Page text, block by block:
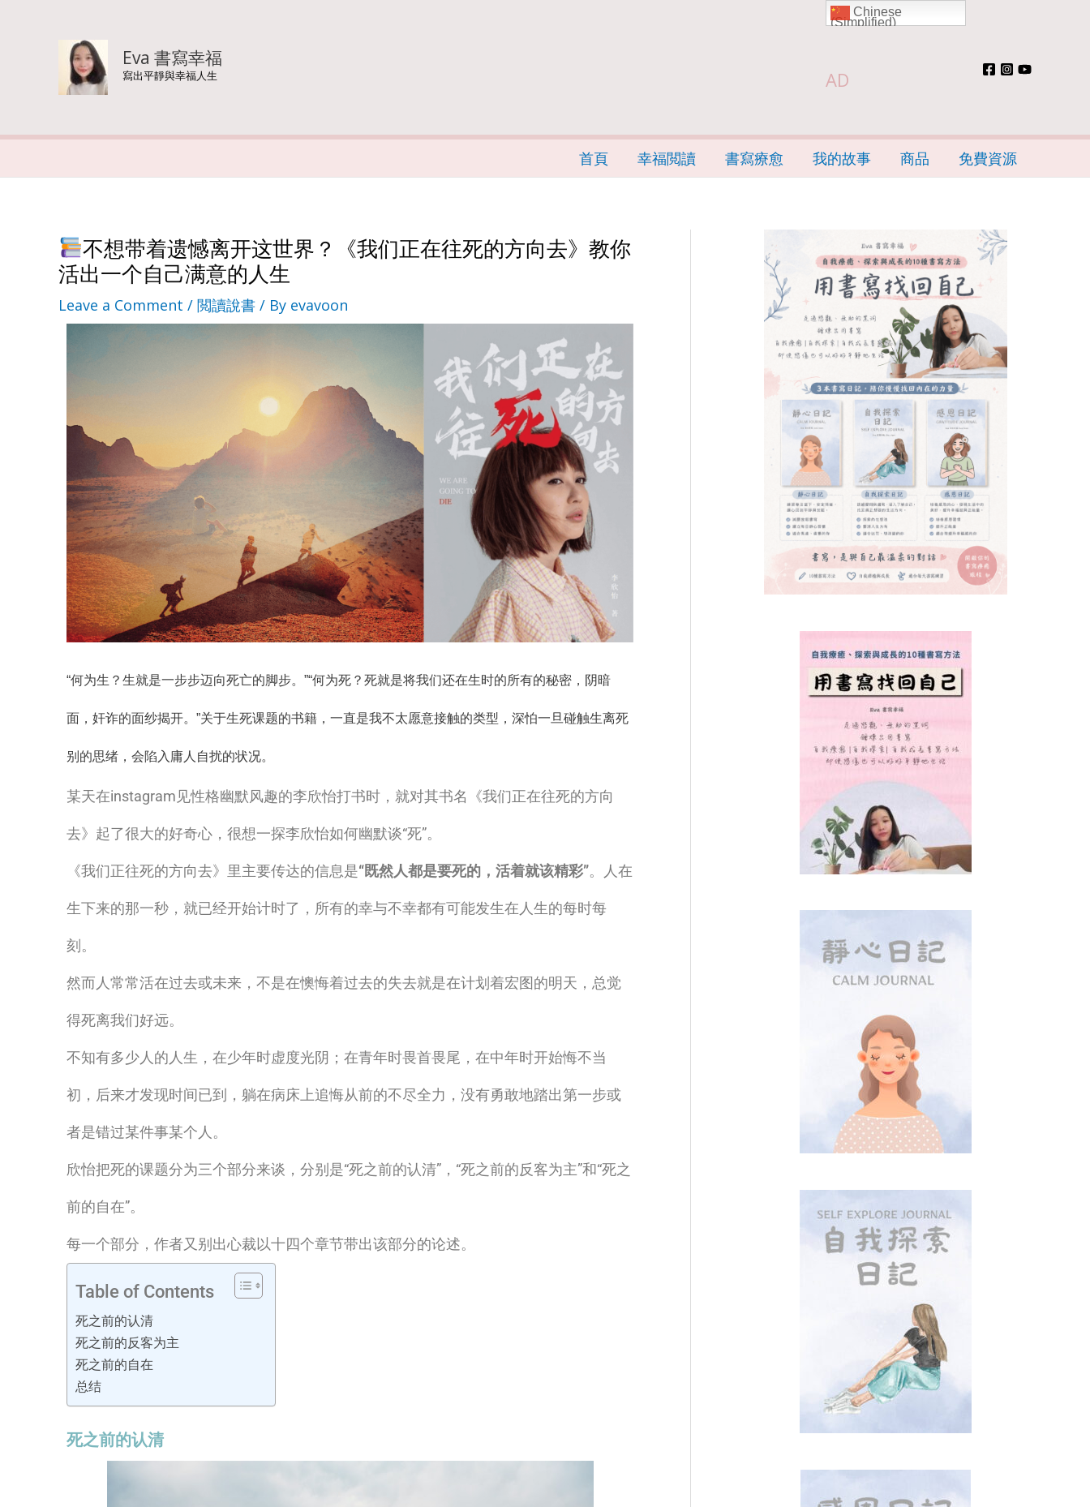
Eva 書寫幸福
寫出平靜與幸福人生
Chinese
(Simplified)
AD
首頁 幸福閲讀 書寫療愈 我的故事 商品 免費資源
不想带着遗憾离开这世界？《我们正在往死的方向去》教你
活出一个自己满意的人生
Leave a Comment / 閲讀說書 / By evavoon
“何为生？生就是一步步迈向死亡的脚步。”“何为死？ 死就是将我们还在生时的所有的秘密，阴暗
面，奸诈的面纱揭开。”关于生死课题的书籍，一直是我不太愿意接触的类型，深怕一旦碰触生离死
别的思绪，会陷入庸人自扰的状况。
某天在instagram见性格幽默风趣的李欣怡打书时，就对其书名《我们正在往死的方向
去》起了很大的好奇心，很想一探李欣怡如何幽默谈“死”。
《我们正往死的方向去》里主要传达的信息是“既然人都是要死的，活着就该精彩”。人在
生下来的那一秒，就已经开始计时了，所有的幸与不幸都有可能发生在人生的每时每
刻。
然而人常常活在过去或未来，不是在懊悔着过去的失去就是在计划着宏图的明天，总觉
得死离我们好远。
不知有多少人的人生，在少年时虚度光阴；在青年时畏首畏尾，在中年时开始悔不当
初，后来才发现时间已到，躺在病床上追悔从前的不尽全力，没有勇敢地踏出第一步或
者是错过某件事某个人。
欣怡把死的课题分为三个部分来谈，分别是“死之前的认清”，“死之前的反客为主”和“死之
前的自在”。
每一个部分，作者又别出心裁以十四个章节带出该部分的论述。
Table of Contents
死之前的认清
死之前的反客为主
死之前的自在
总结
死之前的认清